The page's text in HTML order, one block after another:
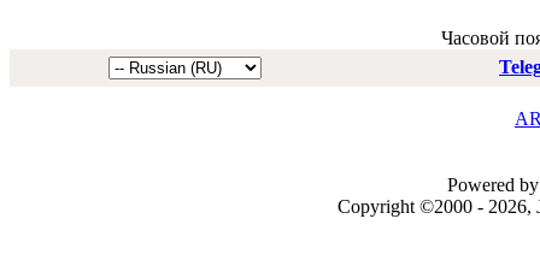
Часовой
Powered
Copyright ©2000 - 2026,